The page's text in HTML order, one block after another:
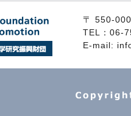
〒 550-
TEL：06-
E-mail: